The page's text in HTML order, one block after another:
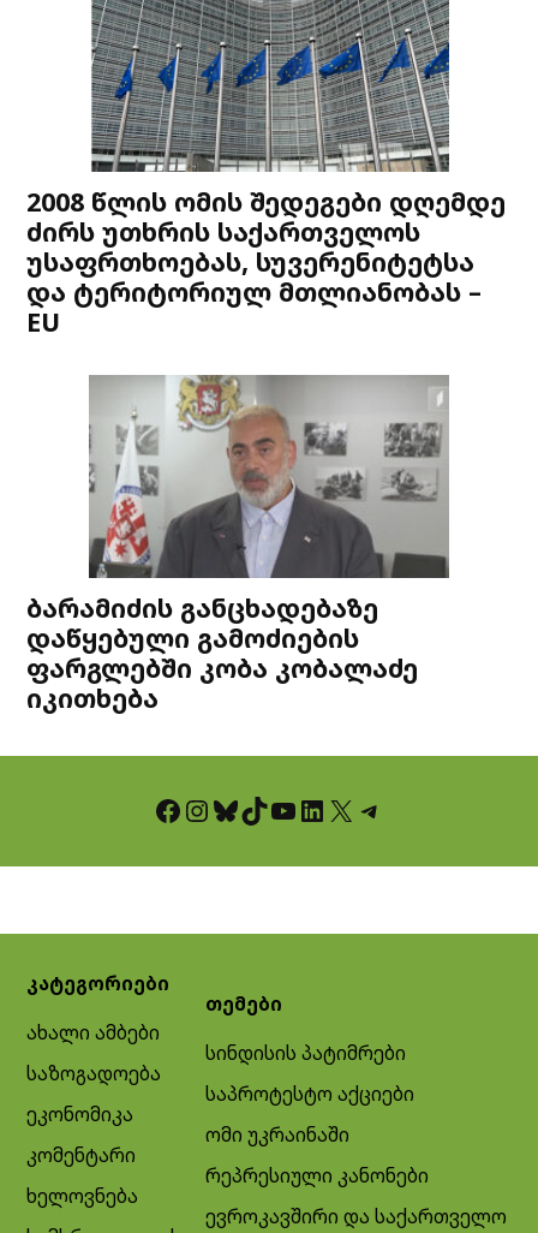
2008 წლის ომის შედეგები დღემდე
ძირს უთხრის საქართველოს
უსაფრთხოებას, სუვერენიტეტსა
და ტერიტორიულ მთლიანობას –
EU
ბარამიძის განცხადებაზე
დაწყებული გამოძიების
ფარგლებში კობა კობალაძე
იკითხება
Facebook InstagramBluesky TikTok YouTube LinkedIn X Telegram
კატეგორიები
ახალი ამბები
საზოგადოება
ეკონომიკა
კომენტარი
ხელოვნება
თემები
სინდისის პატიმრები
საპროტესტო აქციები
ომი უკრაინაში
რეპრესიული კანონები
ევროკავშირი და საქართველო